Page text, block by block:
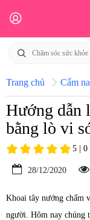
Trang chủ Cẩm
Hướng dẫn
bằng lò vi
5 | 0
28/12/2020
Khoai tây nướng chấm
người. Hôm nay chúng